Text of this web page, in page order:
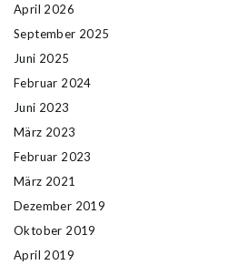
April 2026
September 2025
Juni 2025
Februar 2024
Juni 2023
März 2023
Februar 2023
März 2021
Dezember 2019
Oktober 2019
April 2019